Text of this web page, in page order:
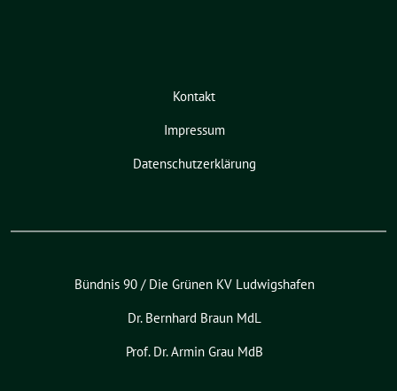
Kontakt
Impressum
Datenschutzerklärung
Bündnis 90 / Die Grünen KV Ludwigshafen
Dr. Bernhard Braun MdL
Prof. Dr. Armin Grau MdB